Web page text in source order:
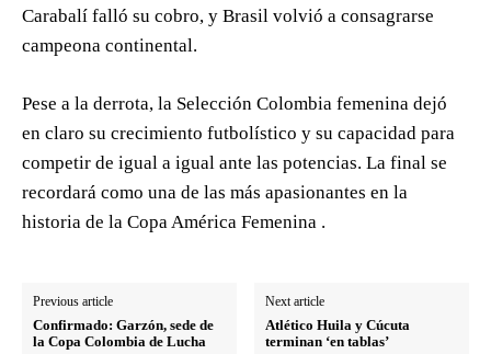
Carabalí falló su cobro, y Brasil volvió a consagrarse
campeona continental.
Pese a la derrota, la Selección Colombia femenina dejó
en claro su crecimiento futbolístico y su capacidad para
competir de igual a igual ante las potencias. La final se
recordará como una de las más apasionantes en la
historia de la Copa América Femenina .
Previous article
Confirmado: Garzón, sede de
la Copa Colombia de Lucha
Next article
Atlético Huila y Cúcuta
terminan ‘en tablas’